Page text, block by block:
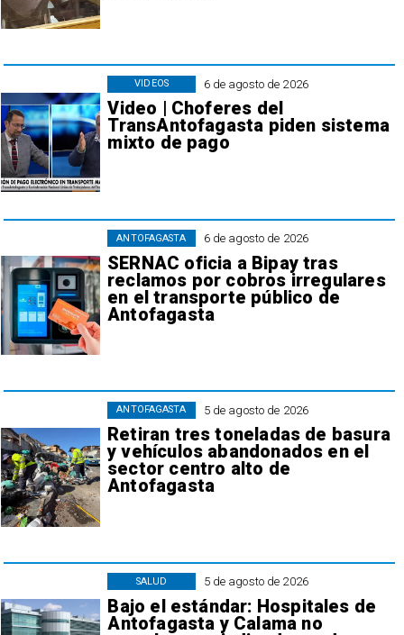
6 de agosto de 2026
Video | Choferes del
TransAntofagasta piden sistema
mixto de pago
VIDEOS
6 de agosto de 2026
SERNAC oficia a Bipay tras
reclamos por cobros irregulares
en el transporte público de
Antofagasta
ANTOFAGASTA
5 de agosto de 2026
Retiran tres toneladas de basura
y vehículos abandonados en el
sector centro alto de
Antofagasta
ANTOFAGASTA
5 de agosto de 2026
Bajo el estándar: Hospitales de
Antofagasta y Calama no
SALUD